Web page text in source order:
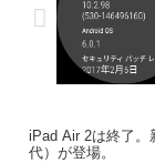
iPad Air 2は終了。
代）が登場。